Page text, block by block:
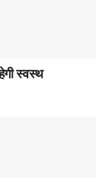
स्वस्थ